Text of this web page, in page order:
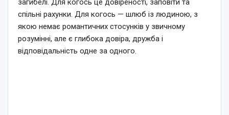
спільні рахунки. Для когось — шлюб із людиною, з
якою немає романтичних стосунків у звичному
розумінні, але є глибока довіра, дружба і
відповідальність одне за одного.